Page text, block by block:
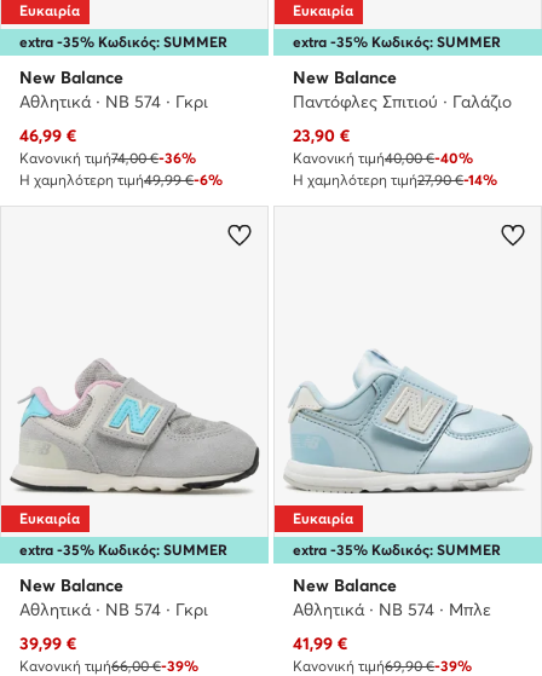
extra -35% Κωδικός: SUMMER
Ευκαιρία
New Balance
Αθλητικά · NB 574 · Γκρι
Τρέχουσα τιμή
46,99 €
Κανονική τιμή74,00 €-36%
Η χαμηλότερη τιμή49,99 €-6%
extra -35% Κωδικός: SUMMER
Ευκαιρία
New Balance
Παντόφλες Σπιτιού · Γαλάζιο
Τρέχουσα τιμή
23,90 €
Κανονική τιμή40,00 €-40%
Η χαμηλότερη τιμή27,90 €-14%
extra -35% Κωδικός: SUMMER
Ευκαιρία
New Balance
Αθλητικά · NB 574 · Γκρι
Τρέχουσα τιμή
39,99 €
Κανονική τιμή66,00 €-39%
extra -35% Κωδικός: SUMMER
Ευκαιρία
New Balance
Αθλητικά · NB 574 · Μπλε
Τρέχουσα τιμή
41,99 €
Κανονική τιμή69,90 €-39%